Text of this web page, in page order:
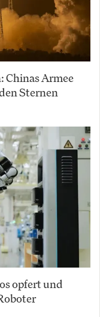
Chinas Armee
Sternen
opfert und